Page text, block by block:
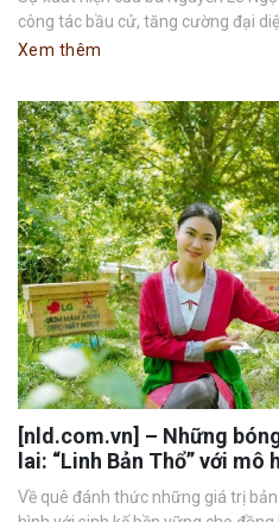
công tác bầu cử, tăng cường đại
Xem thêm
[nld.com.vn] – Những
lai: “Linh Bản Thổ” với
Về quê đánh thức những giá trị